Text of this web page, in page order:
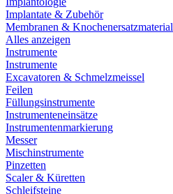
Implantate & Zubehör
Membranen & Knochenersatzmaterial
Alles anzeigen
Instrumente
Instrumente
Excavatoren & Schmelzmeissel
Feilen
Füllungsinstrumente
Instrumenteneinsätze
Instrumentenmarkierung
Messer
Mischinstrumente
Pinzetten
Scaler & Küretten
Schleifsteine